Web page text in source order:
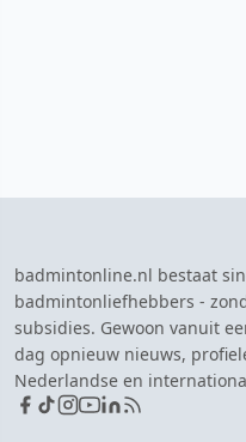
badmintonline.nl bestaat
badmintonliefhebbers -
subsidies. Gewoon vanuit
dag opnieuw nieuws,
Nederlandse en